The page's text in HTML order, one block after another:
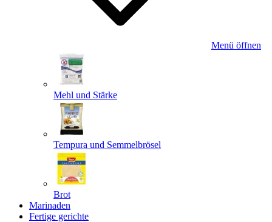
Menü öffnen
Mehl und Stärke
Tempura und Semmelbrösel
Brot
Marinaden
Fertige gerichte